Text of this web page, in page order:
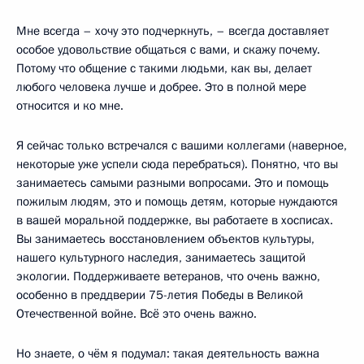
Мне всегда – хочу это подчеркнуть, – всегда доставляет
особое удовольствие общаться с вами, и скажу почему.
Потому что общение с такими людьми, как вы, делает
любого человека лучше и добрее. Это в полной мере
относится и ко мне.
Я сейчас только встречался с вашими коллегами (наверное,
некоторые уже успели сюда перебраться). Понятно, что вы
занимаетесь самыми разными вопросами. Это и помощь
пожилым людям, это и помощь детям, которые нуждаются
в вашей моральной поддержке, вы работаете в хосписах.
Вы занимаетесь восстановлением объектов культуры,
нашего культурного наследия, занимаетесь защитой
экологии. Поддерживаете ветеранов, что очень важно,
особенно в преддверии 75-летия Победы в Великой
Отечественной войне. Всё это очень важно.
Но знаете, о чём я подумал: такая деятельность важна